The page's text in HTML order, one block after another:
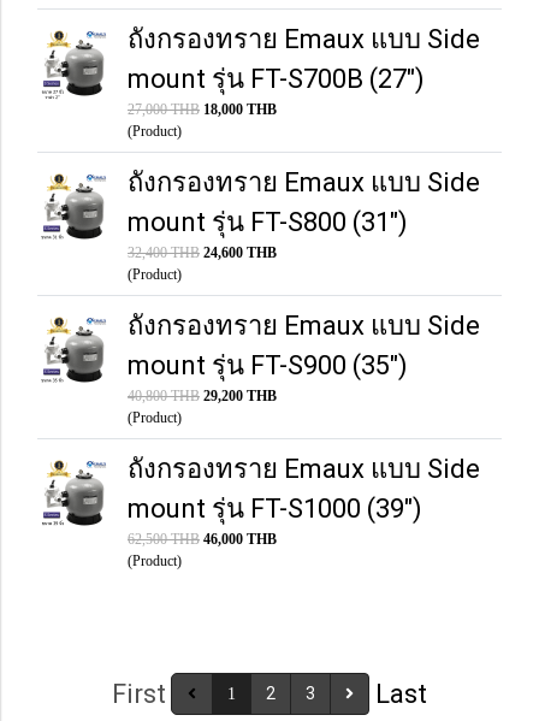
ถังกรองทราย Emaux แบบ Side
mount รุ่น FT-S700B (27")
27,000 THB 18,000 THB
(Product)
ถังกรองทราย Emaux แบบ Side
mount รุ่น FT-S800 (31")
32,400 THB 24,600 THB
(Product)
ถังกรองทราย Emaux แบบ Side
mount รุ่น FT-S900 (35")
40,800 THB 29,200 THB
(Product)
ถังกรองทราย Emaux แบบ Side
mount รุ่น FT-S1000 (39")
62,500 THB 46,000 THB
(Product)
First 1 2 3 Last